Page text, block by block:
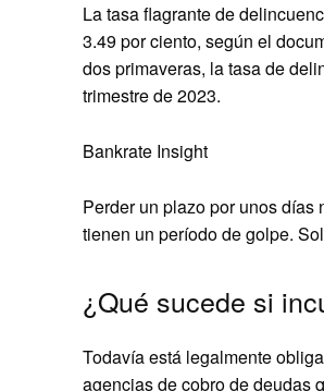
La tasa flagrante de
3.49 por ciento, según el
dos primaveras, la tasa de
trimestre de 2023.
Bankrate Insight
Perder un plazo por unos días
tienen un período de golpe.
¿Qué sucede si
Todavía está legalmente
agencias de cobro de deudas